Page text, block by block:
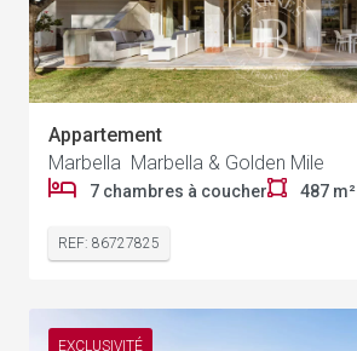
Appartement
Marbella Marbella & Golden Mile
7 chambres à coucher 487 m²
REF: 86727825
EXCLUSIVITÉ